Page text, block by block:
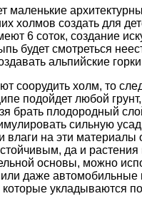
маленькие
холмов создать для
6 соток, создание
будет смотреться
альпийские
соорудить холм, то
подойдет любой
брать плодородный
сильную
на эти материалы
да и растения
основы, можно
или даже
укладываются